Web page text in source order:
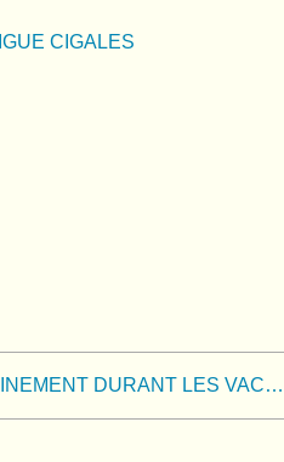
ENTRAINEMENT DURANT LES VACANCES